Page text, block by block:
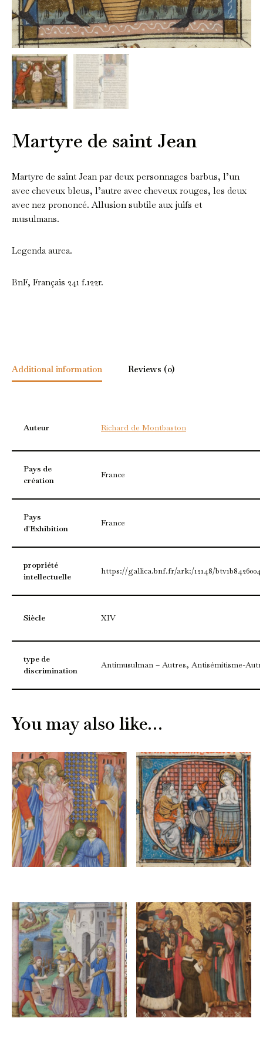
Martyre de saint Jean
Martyre de saint Jean par deux personnages barbus, l’un
avec cheveux bleus, l’autre avec cheveux rouges, les deux
avec nez prononcé. Allusion subtile aux juifs et
musulmans.
Legenda aurea.
BnF, Français 241 f.122r.
Additional information Reviews (0)
Auteur Richard de Montbaston
Pays de
création
France
Pays
d'Exhibition
France
propriété
intellectuelle
https://gallica.bnf.fr/ark:/12148/
Siècle XIV
type de
discrimination
Antimusulman – Autres, Antisémitisme-
You may also like…